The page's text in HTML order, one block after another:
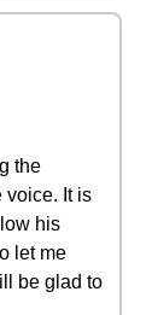
the
voice. It is
his
let me
be glad to